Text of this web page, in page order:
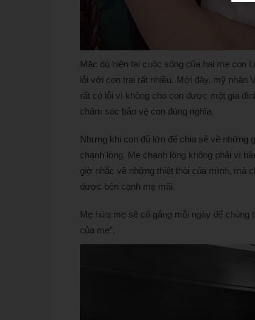
Mặc dù hiện tại cuộc sống của hai mẹ con
lỗi với con trai rất nhiều. Mới đây, mỹ nhân
rất có lỗi vì không cho con được một gia
chăm sóc bảo vệ con đúng nghĩa.
Nhưng khi con đủ lớn để chia sẻ về những
chạnh lòng. Mẹ chạnh lòng không phải vì
giờ nhắc về những thiệt thòi của mình, mà
được bên cạnh mẹ mãi.
Mẹ hứa mẹ sẽ cố gắng mỗi ngày để chúng
của mẹ”.